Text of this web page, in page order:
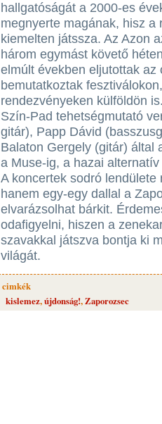
hallgatóságát a 2000-es
megnyerte magának, hisz
kiemelten játssza. Az Azon
három egymást követő
elmúlt években eljutottak
bemutatkoztak
rendezvényeken külföldön
Szín-Pad tehetségmutató
gitár), Papp Dávid
Balaton Gergely (gitár) által
a Muse-ig, a hazai
A koncertek sodró
hanem egy-egy dallal a
elvarázsolhat bárkit.
odafigyelni, hiszen a
szavakkal játszva bontja ki
világát.
cimkék
kislemez,újdonság!,Zaporozsec